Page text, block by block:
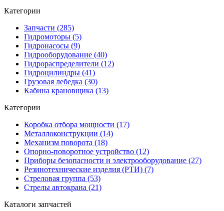
Категории
Запчасти (285)
Гидромоторы (5)
Гидронасосы (9)
Гидрооборудование (40)
Гидрораспределители (12)
Гидроцилиндры (41)
Грузовая лебедка (30)
Кабина крановщика (13)
Категории
Коробка отбора мощности (17)
Металлоконструкции (14)
Механизм поворота (18)
Опорно-поворотное устройство (12)
Приборы безопасности и электрооборудование (27)
Резинотехнические изделия (РТИ) (7)
Стреловая группа (53)
Стрелы автокрана (21)
Каталоги запчастей